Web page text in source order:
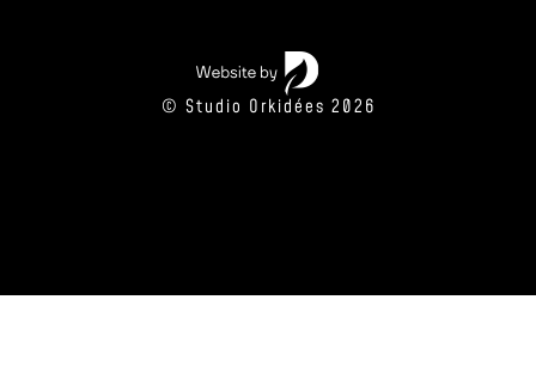
© Studio Orkidées 2026